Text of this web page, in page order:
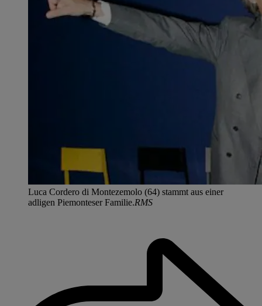
Luca Cordero di Montezemolo (64) stammt aus einer
adligen Piemonteser Familie.RMS